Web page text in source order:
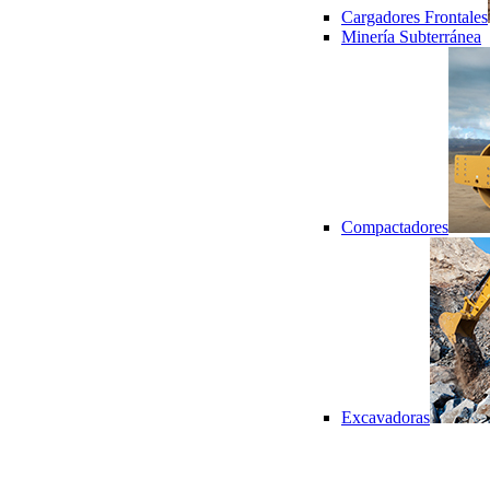
Cargadores Frontales
Minería Subterránea
Compactadores
Excavadoras